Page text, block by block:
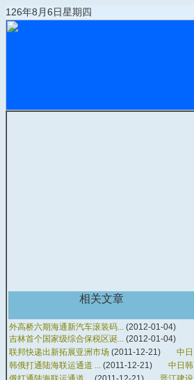
126年8月6日星期四
相关文章
外高桥六期海通新汽车滚装码... (2012-01-04)
吉林首个国家级综合保税区诞... (2012-01-04)
联邦快递出新拓展亚洲市场 (2011-12-21)
中日
韩俄打通陆海联运通道 ... (2011-12-21)
中日韩